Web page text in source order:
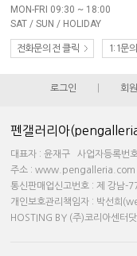
MON-FRI 09:30 ~ 18:00
SAT / SUN / HOLIDAY
전화문의 전 클릭 1:1문의
로그인 회
펜갤러리아
대표자 : 윤재구 사업자등록번
주소 : www.pengalleria.com
통신판매업신고번호 : 제 강남-
개인보호관리책임자 : 박선희
HOSTING BY (주)코리아센터